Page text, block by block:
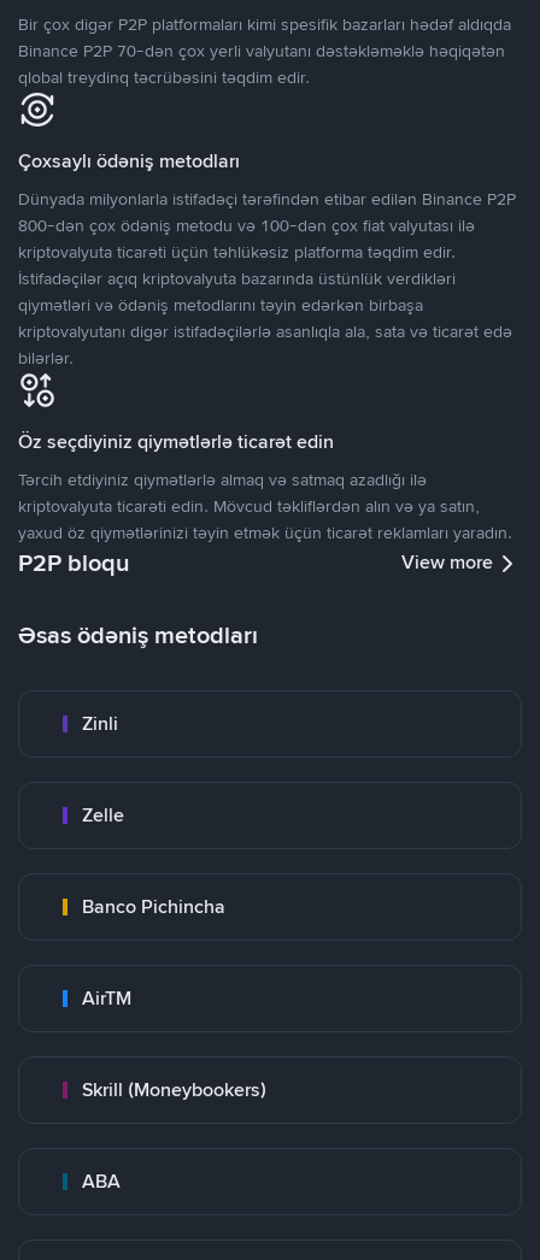
Bir çox digər P2P platformaları kimi spesifik bazarları hədəf aldıqda
Binance P2P 70-dən çox yerli valyutanı dəstəkləməklə həqiqətən
qlobal treydinq təcrübəsini təqdim edir.
Çoxsaylı ödəniş metodları
Dünyada milyonlarla istifadəçi tərəfindən etibar edilən Binance P2P
800-dən çox ödəniş metodu və 100-dən çox fiat valyutası ilə
kriptovalyuta ticarəti üçün təhlükəsiz platforma təqdim edir.
İstifadəçilər açıq kriptovalyuta bazarında üstünlük verdikləri
qiymətləri və ödəniş metodlarını təyin edərkən birbaşa
kriptovalyutanı digər istifadəçilərlə asanlıqla ala, sata və ticarət edə
bilərlər.
Öz seçdiyiniz qiymətlərlə ticarət edin
Tərcih etdiyiniz qiymətlərlə almaq və satmaq azadlığı ilə
kriptovalyuta ticarəti edin. Mövcud təkliflərdən alın və ya satın,
yaxud öz qiymətlərinizi təyin etmək üçün ticarət reklamları yaradın.
P2P bloqu View more
Əsas ödəniş metodları
Zinli
Zelle
Banco Pichincha
AirTM
Skrill (Moneybookers)
ABA